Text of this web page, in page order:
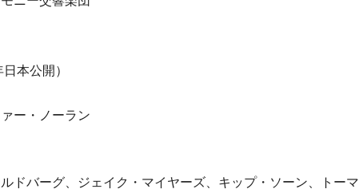
本公開）
ー・ノーラン
ドバーグ、ジェイク・マイヤーズ、キップ・ソーン、トーマ